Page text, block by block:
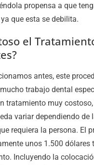
propensa a que
que esta se debilita.
el
antes, este
trabajo dental
tratamiento muy
variar dependiendo de
requiera la persona. El
unos 1.500 dólares
Incluyendo la